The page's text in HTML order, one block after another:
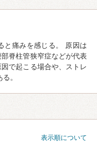
と痛みを感じる。 原因は
脊柱管狭窄症などが代表
で起こる場合や、ストレ
。
表示順について